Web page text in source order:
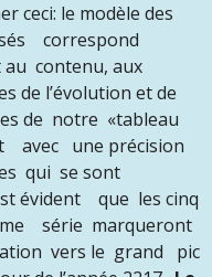
ceci: le modèle des
correspond
au contenu, aux
de l’évolution et de
de notre «tableau
avec une précision
qui se sont
évident que les cinq
série marqueront
vers le grand pic